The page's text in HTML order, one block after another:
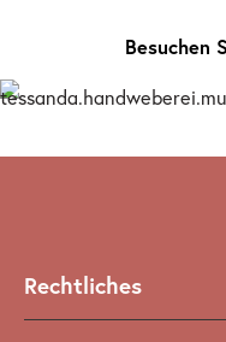
Besuchen
Rechtliches